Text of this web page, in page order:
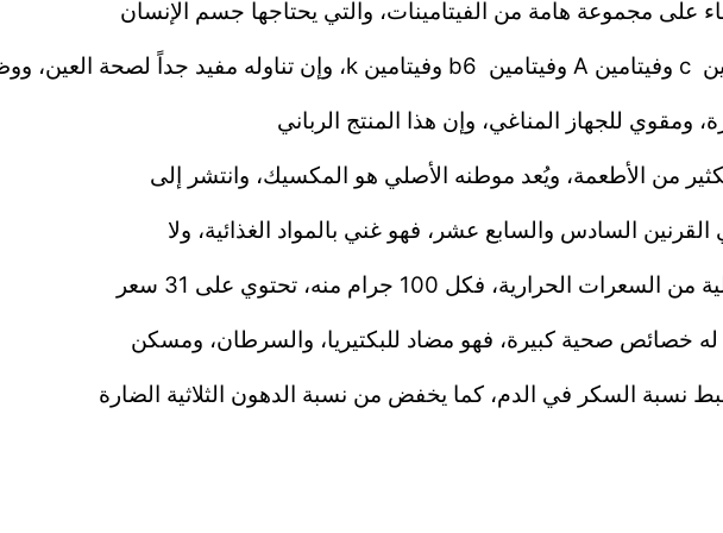
على مجموعة هامة من الفيتامينات، والتي يحتاجها جسم الإنسان
c وفيتامين A وفيتامين b6 وفيتامين k، وإن تناوله مفيد جداً لصحة العين،
ومقوي للجهاز المناغي، وإن هذا المنتج الرباني
من الأطعمة، ويُعد موطنه الأصلي هو المكسيك، وانتشر إلى
القرنين السادس والسابع عشر، فهو غني بالمواد الغذائية، ولا
الحرارية، فكل 100 جرام منه، تحتوي على 31 سعر
خصائص صحية كبيرة، فهو مضاد للبكتيريا، والسرطان، ومسكن
نسبة السكر في الدم، كما يخفض من نسبة الدهون الثلاثية الضارة